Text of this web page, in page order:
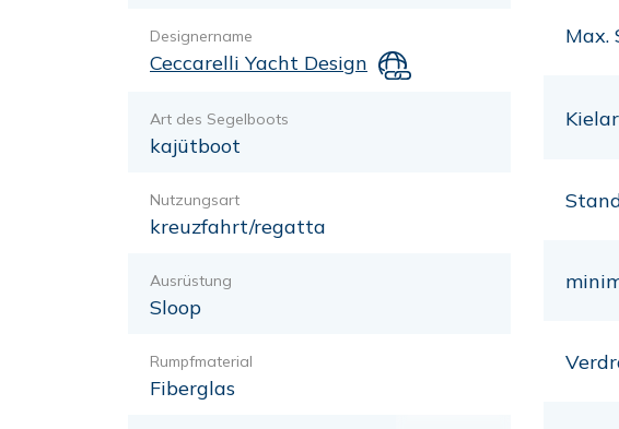
Designername
Ceccarelli Yacht Design
Art des Segelboots
kajütboot
Nutzungsart
kreuzfahrt/regatta
Ausrüstung
Sloop
Rumpfmaterial
Fiberglas
Max.